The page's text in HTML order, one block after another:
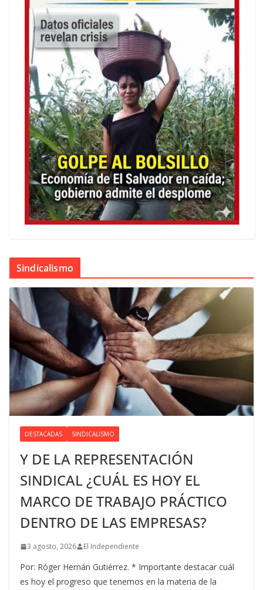
Sindicalismo
DESTACADAS SINDICALISMO
Y DE LA REPRESENTACIÓN
SINDICAL ¿CUÁL ES HOY EL
MARCO DE TRABAJO PRÁCTICO
DENTRO DE LAS EMPRESAS?
3 agosto, 2026 El Independiente
Por: Róger Hernán Gutiérrez. * Importante destacar cuál
es hoy el progreso que tenemos en la materia de la